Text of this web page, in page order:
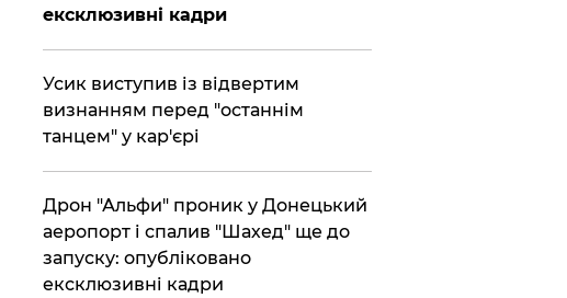
ексклюзивні кадри
​Усик виступив із відвертим
визнанням перед "останнім
танцем" у кар'єрі
​Дрон "Альфи" проник у Донецький
аеропорт і спалив "Шахед" ще до
запуску: опубліковано
ексклюзивні кадри